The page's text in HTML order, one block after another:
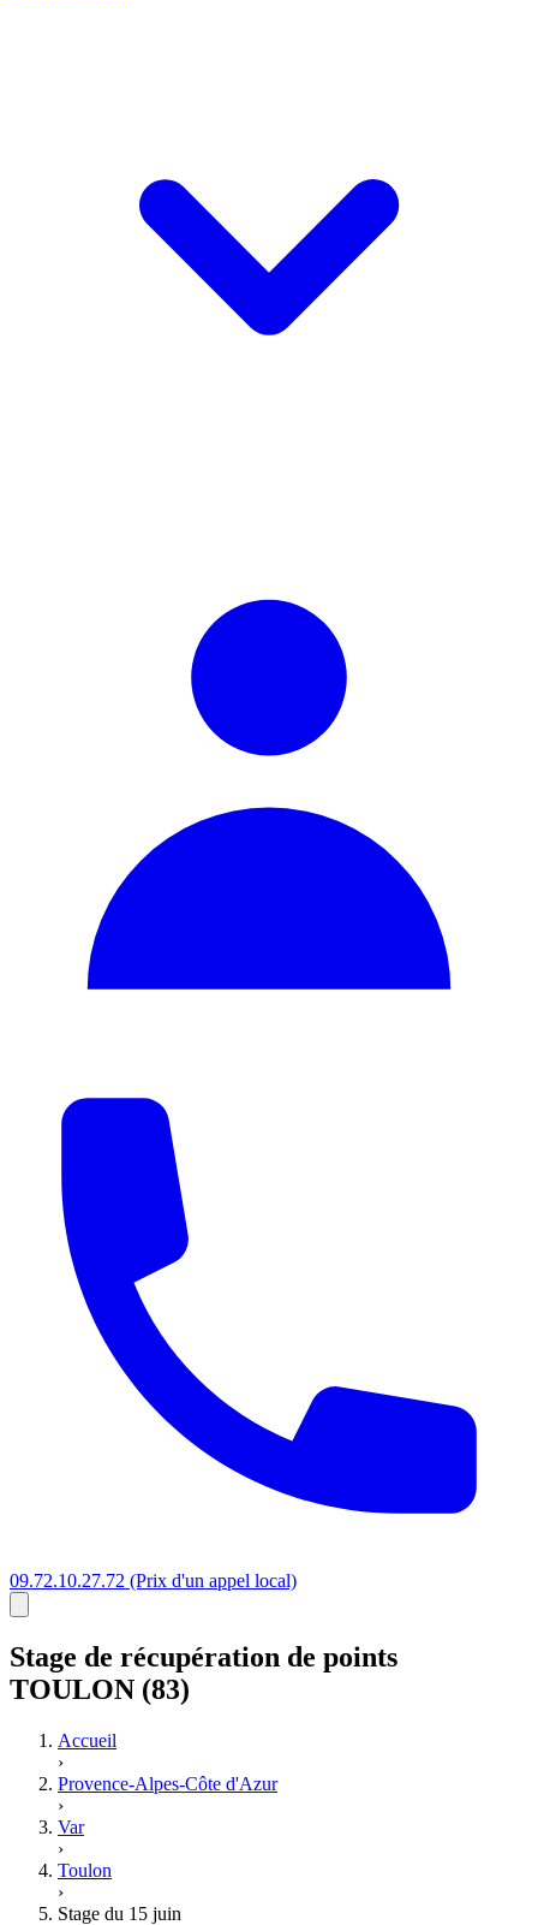
09.72.10.27.72 (Prix d'un appel local)
Stage de récupération de points
TOULON (83)
Accueil
›
Provence-Alpes-Côte d'Azur
›
Var
›
Toulon
›
Stage du 15 juin